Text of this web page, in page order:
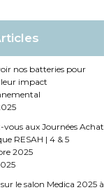
nos batteries pour
leur impact
vous aux Journées Achat
RESAH | 4 & 5
2025
le salon Medica 2025 à